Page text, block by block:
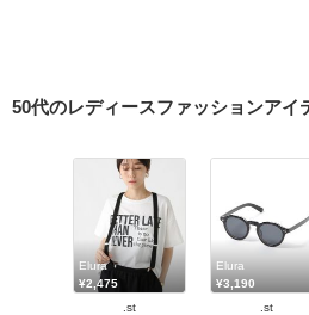
50代のレディースファッションアイ
Elura
¥2,475
.st
Elura
¥3,190
.st